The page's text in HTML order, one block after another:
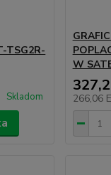
TSG2R-
Skladom
W
266,06